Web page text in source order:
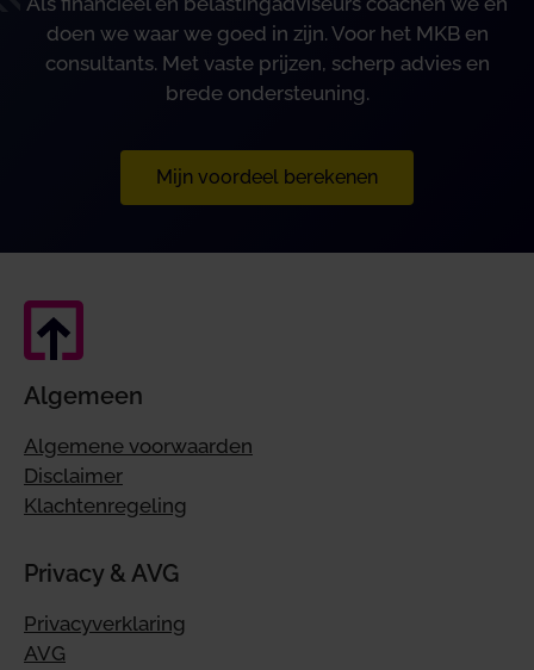
doen we waar we goed in zijn. Voor het MKB en
consultants. Met vaste prijzen, scherp advies en
brede ondersteuning.
Mijn voordeel berekenen
Algemeen
Algemene voorwaarden
Disclaimer
Klachtenregeling
Privacy & AVG
Privacyverklaring
AVG